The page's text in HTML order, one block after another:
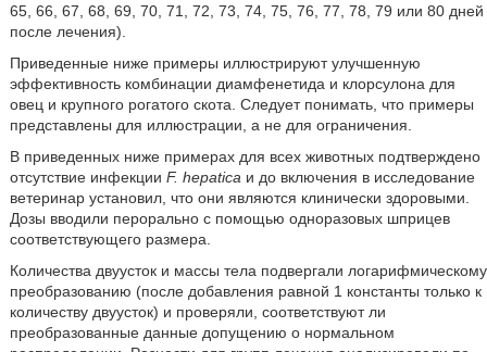
65, 66, 67, 68, 69, 70, 71, 72, 73, 74, 75, 76, 77, 78, 79 или 80 дней
после лечения).
Приведенные ниже примеры иллюстрируют улучшенную
эффективность комбинации диамфенетида и клорсулона для
овец и крупного рогатого скота. Следует понимать, что примеры
представлены для иллюстрации, а не для ограничения.
В приведенных ниже примерах для всех животных подтверждено
отсутствие инфекции F. hepatica и до включения в исследование
ветеринар установил, что они являются клинически здоровыми.
Дозы вводили перорально с помощью одноразовых шприцев
соответствующего размера.
Количества двуусток и массы тела подвергали логарифмическому
преобразованию (после добавления равной 1 константы только к
количеству двуусток) и проверяли, соответствуют ли
преобразованные данные допущению о нормальном